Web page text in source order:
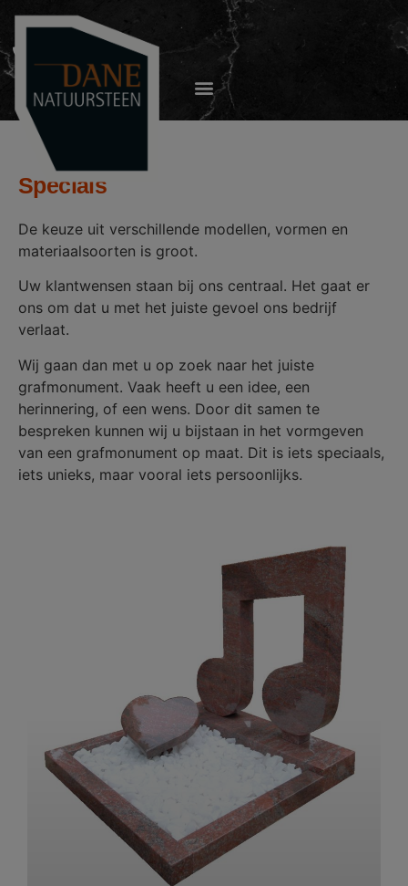
0180-516975
Specials
De keuze uit verschillende modellen, vormen en
materiaalsoorten is groot.
Uw klantwensen staan bij ons centraal. Het gaat er
ons om dat u met het juiste gevoel ons bedrijf
verlaat.
Wij gaan dan met u op zoek naar het juiste
grafmonument. Vaak heeft u een idee, een
herinnering, of een wens. Door dit samen te
bespreken kunnen wij u bijstaan in het vormgeven
van een grafmonument op maat. Dit is iets speciaals,
iets unieks, maar vooral iets persoonlijks.